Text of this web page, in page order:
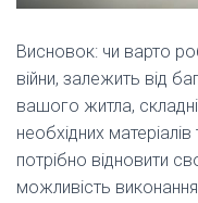
Висновок: чи варто
війни, залежить від
вашого житла,
необхідних
потрібно відновити
можливість